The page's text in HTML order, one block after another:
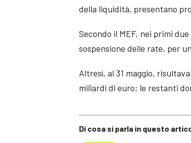
Di cosa si parla in questo
della liquidità, presentano
Secondo il MEF, nei primi
sospensione delle rate, per
Altresì, al 31 maggio,
miliardi di euro; le restanti